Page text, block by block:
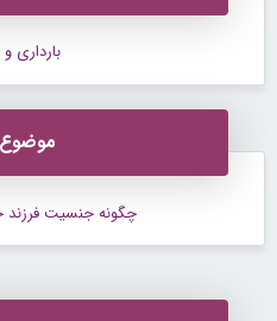
بارداری
چگونه جنسیت فرزند